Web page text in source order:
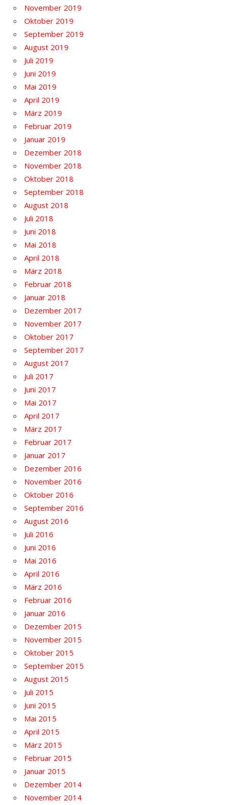
November 2019
Oktober 2019
September 2019
August 2019
Juli 2019
Juni 2019
Mai 2019
April 2019
März 2019
Februar 2019
Januar 2019
Dezember 2018
November 2018
Oktober 2018
September 2018
August 2018
Juli 2018
Juni 2018
Mai 2018
April 2018
März 2018
Februar 2018
Januar 2018
Dezember 2017
November 2017
Oktober 2017
September 2017
August 2017
Juli 2017
Juni 2017
Mai 2017
April 2017
März 2017
Februar 2017
Januar 2017
Dezember 2016
November 2016
Oktober 2016
September 2016
August 2016
Juli 2016
Juni 2016
Mai 2016
April 2016
März 2016
Februar 2016
Januar 2016
Dezember 2015
November 2015
Oktober 2015
September 2015
August 2015
Juli 2015
Juni 2015
Mai 2015
April 2015
März 2015
Februar 2015
Januar 2015
Dezember 2014
November 2014